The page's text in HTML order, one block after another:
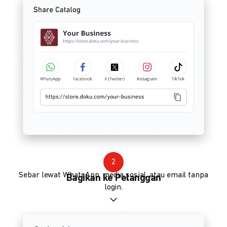
2
Bagikan ke Pelanggan
Sebar lewat WhatsApp, media sosial, atau email tanpa
login.